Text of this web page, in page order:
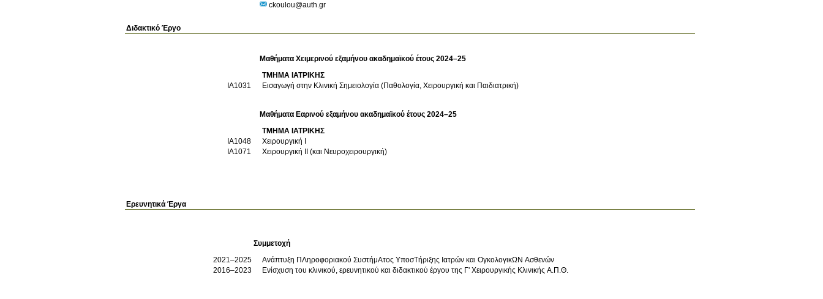
ckoulou@auth.gr
Διδακτικό Έργο
Μαθήματα Χειμερινού εξαμήνου ακαδημαϊκού έτους 2024–25
ΤΜΗΜΑ ΙΑΤΡΙΚΗΣ
ΙΑ1031
Εισαγωγή στην Κλινική Σημειολογία (Παθολογία, Χειρουργική και Παιδιατρική)
Μαθήματα Εαρινού εξαμήνου ακαδημαϊκού έτους 2024–25
ΤΜΗΜΑ ΙΑΤΡΙΚΗΣ
ΙΑ1048
Χειρουργική I
ΙΑ1071
Χειρουργική II (και Νευροχειρουργική)
Ερευνητικά Έργα
Συμμετοχή
2021–2025
Ανάπτυξη ΠΛηροφοριακού ΣυστήμΑτος ΥποσΤήριξης Ιατρών και ΟγκολογικΩΝ Ασθενών
2016–2023
Ενίσχυση του κλινικού, ερευνητικού και διδακτικού έργου της Γ' Χειρουργικής Κλινικής Α.Π.Θ.